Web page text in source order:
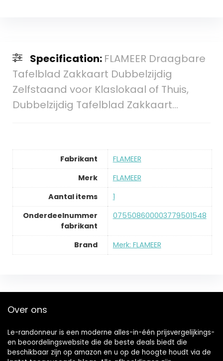
Specification: FLAMEER Draagbare
Tafelblad Zakkaart Dubbelzijdig
Zelfstaand voor Klaslokaal of Thuis,
Dubbelzijdig Tafelblad Zakkaart…
Fabrikant
‎FLAMEER
Merk
‎FLAMEER
Aantal items
‎1
Onderdeelnummer
fabrikant
‎075508600003779501548
Brand Merk: FLAMEER
Over ons
Le-randonneur is een moderne alles-in-één prijsvergelijkings-
en beoordelingswebsite die de beste deals biedt die
beschikbaar zijn op amazon en u op de hoogte houdt via de